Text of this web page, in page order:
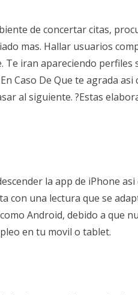
de concertar citas,
mas. Hallar usuarios
Te iran apareciendo perfiles
Caso De Que te agrada
al siguiente. ?Estas
la app de iPhone asi­
con una lectura que se
Android, debido a que
en tu movil o tablet.